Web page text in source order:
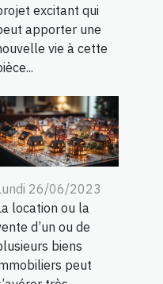
excitant qui
apporter une
vie à cette
26/06/2023
location ou la
d’un ou de
biens
peut